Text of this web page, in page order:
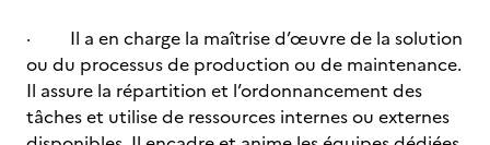
· Il a en charge la maîtrise d’œuvre de la solution
ou du processus de production ou de maintenance.
Il assure la répartition et l’ordonnancement des
tâches et utilise de ressources internes ou externes